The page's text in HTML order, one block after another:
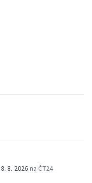
8. 8. 2026 na ČT24